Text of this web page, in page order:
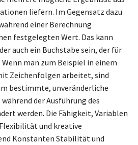
liefern. Im Gegensatz dazu
einer Berechnung
festgelegten Wert. Das kann
auch ein Buchstabe sein, der für
man zum Beispiel in einem
Zeichenfolgen arbeitet, sind
bestimmte, unveränderliche
der Ausführung des
werden. Die Fähigkeit, Variablen
und kreative
Konstanten Stabilität und